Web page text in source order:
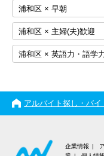
浦和区 × 早朝
浦和区 × 主婦(夫)歓迎
浦和区 × 英語力・語学
アルバイト探し・バイ
企業情報